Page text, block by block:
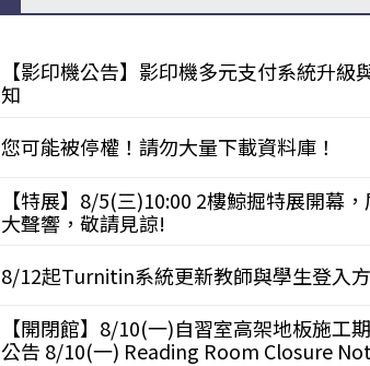
【影印機公告】影印機多元支付系統升級
知
您可能被停權！請勿大量下載資料庫！
【特展】8/5(三)10:00 2樓鯨掘特展開幕
大聲響，敬請見諒!
8/12起Turnitin系統更新教師與學生登入
【開閉館】8/10(一)自習室高架地板施工
公告 8/10(一) Reading Room Closure